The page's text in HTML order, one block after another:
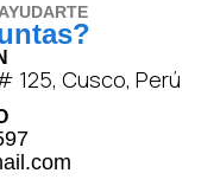
125, Cusco, Perú